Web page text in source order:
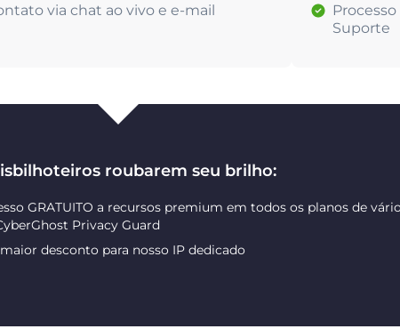
via chat ao vivo e e-mail
Suporte
roubarem seu brilho:
GRATUITO a recursos premium em todos os planos de
Privacy Guard
desconto para nosso IP dedicado